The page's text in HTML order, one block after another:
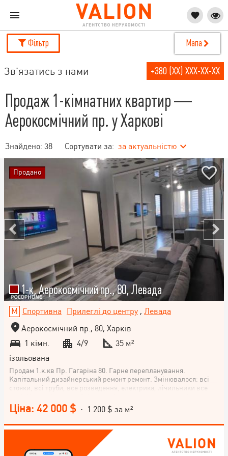
Фільтр Мапа
Зв'язатись з нами +380 (XX) XXX-XX-XX
Продаж 1-кімнатних квартир —
Аерокосмічний пр. у Харкові
Знайдено: 38 Сортувати за: за актуальністю
1-к, Аерокосмічний пр., 80, Левада
Спортивна Прилеглі до центру, Левада
Аерокосмічний пр., 80, Харків
1 кімн.
4/9
35 м²
ізольована
Продам 1.к.кв Пр. Гагаріна 80. Гарне перепланування.
Капітальний дизайнерський ремонт ремонт. Змінювалося: всі
стояки, всі труби, все розведення, електрика, лічильники все
Ціна: 42 000 $ · 1 200 $ за м²
Продано